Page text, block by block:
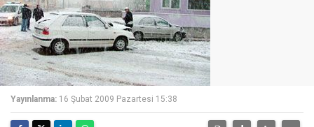
Yayınlanma: 16 Şubat 2009 Pazartesi 15:38